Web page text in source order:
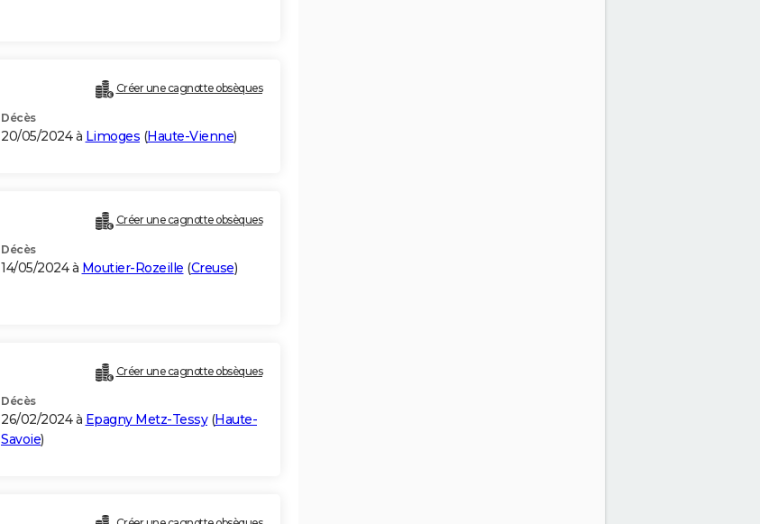
Créer une cagnotte obsèques
Décès
20/05/2024 à Limoges (Haute-Vienne)
Créer une cagnotte obsèques
Décès
14/05/2024 à Moutier-Rozeille (Creuse)
Créer une cagnotte obsèques
Décès
26/02/2024 à Epagny Metz-Tessy(Haute-
Savoie)